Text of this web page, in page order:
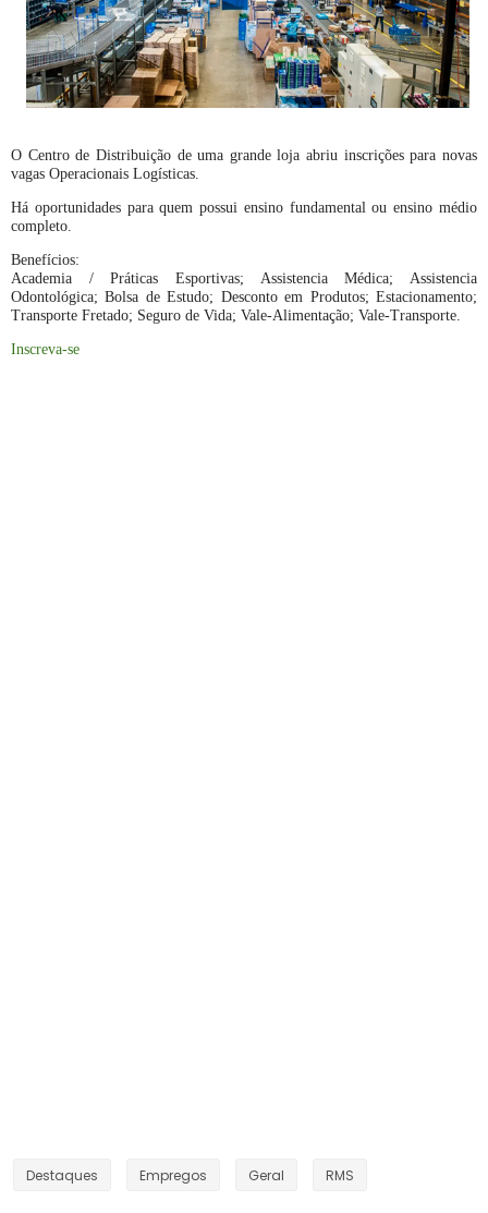
O Centro de Distribuição de uma grande loja abriu inscrições para novas
vagas Operacionais Logísticas.
Há oportunidades para quem possui ensino fundamental ou ensino médio
completo.
Benefícios:
Academia / Práticas Esportivas; Assistencia Médica; Assistencia
Odontológica; Bolsa de Estudo; Desconto em Produtos; Estacionamento;
Transporte Fretado; Seguro de Vida; Vale-Alimentação; Vale-Transporte.
Inscreva-se
Destaques Empregos Geral RMS